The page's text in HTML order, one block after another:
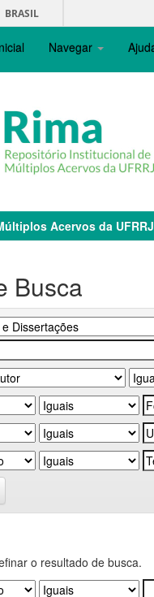
BRASIL
Navegar
Acervos da UFRRJ
Busca
o resultado de busca.